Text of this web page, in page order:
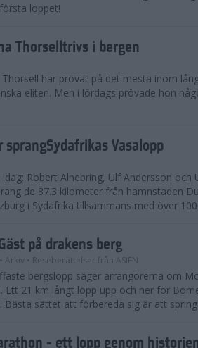
loppet!
Thorselltrivs i bergen
Thorsell har prövat på det mesta inom
eliten. Men i lördags prövade hon
sprangSydafrikas Vasalopp
Robert Alnebring, Ulf Andersson och
de 87.3 kilometer från hamnstaden
i Sydafrika tillsammans med över
på drakens berg
• Arkiv • Reseberättelser från ASIEN
bergslopp säger arrangörerna om
Ett 21 km långt lopp upp och ner för
Bästa sättet att förbereda sig är att
- ett lopp genom